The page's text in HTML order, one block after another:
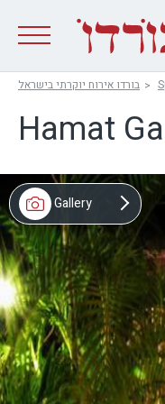
בורדו אירוח יוקרתי בישראל
Hamat
Gallery
Map